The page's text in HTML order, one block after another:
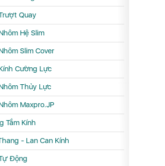
Quay
Hệ Slim
Slim Cover
Cường Lực
Thủy Lực
Maxpro.JP
Tắm Kính
- Lan Can Kính
Động